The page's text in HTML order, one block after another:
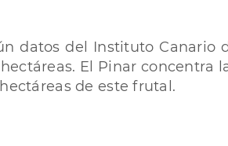
datos del Instituto Canario
El Pinar concentra
de este frutal.